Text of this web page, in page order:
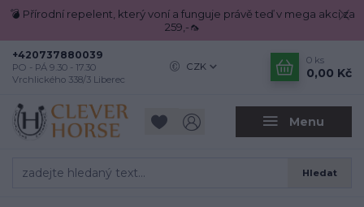
💣 Přírodní repelent, který voní a funguje právě teď v mega akci za
259,-🦟
Menu
CZK
Hledat
+420737880039
PO - PÁ 9.30 - 17.30
Vrchlického 338/3 Liberec
0 ks
0,00 Kč